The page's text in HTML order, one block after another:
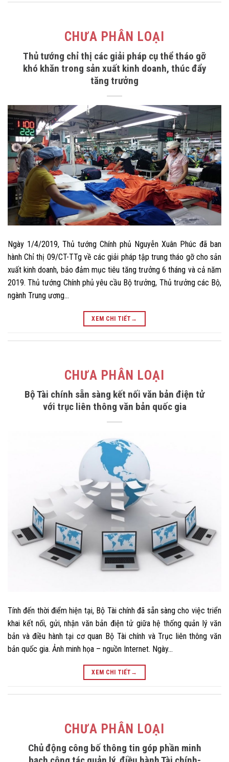
CHƯA PHÂN LOẠI
Thủ tướng chỉ thị các giải pháp cụ thể tháo gỡ
khó khăn trong sản xuất kinh doanh, thúc đẩy
tăng trưởng
Ngày 1/4/2019, Thủ tướng Chính phủ Nguyễn Xuân Phúc đã ban
hành Chỉ thị 09/CT-TTg về các giải pháp tập trung tháo gỡ cho sản
xuất kinh doanh, bảo đảm mục tiêu tăng trưởng 6 tháng và cả năm
2019. Thủ tướng Chính phủ yêu cầu Bộ trưởng, Thủ trưởng các Bộ,
ngành Trung ương…
XEM CHI TIẾT →
CHƯA PHÂN LOẠI
Bộ Tài chính sẵn sàng kết nối văn bản điện tử
với trục liên thông văn bản quốc gia
Tính đến thời điểm hiện tại, Bộ Tài chính đã sẵn sàng cho việc triển
khai kết nối, gửi, nhận văn bản điện tử giữa hệ thống quản lý văn
bản và điều hành tại cơ quan Bộ Tài chính và Trục liên thông văn
bản quốc gia. Ảnh minh họa – nguồn Internet. Ngày…
XEM CHI TIẾT →
CHƯA PHÂN LOẠI
Chủ động công bố thông tin góp phần minh